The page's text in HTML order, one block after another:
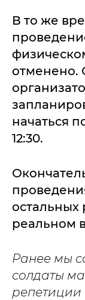
В то же
отменено.
начаться
12:30.
остальных
реальном
Ранее мы
солдаты